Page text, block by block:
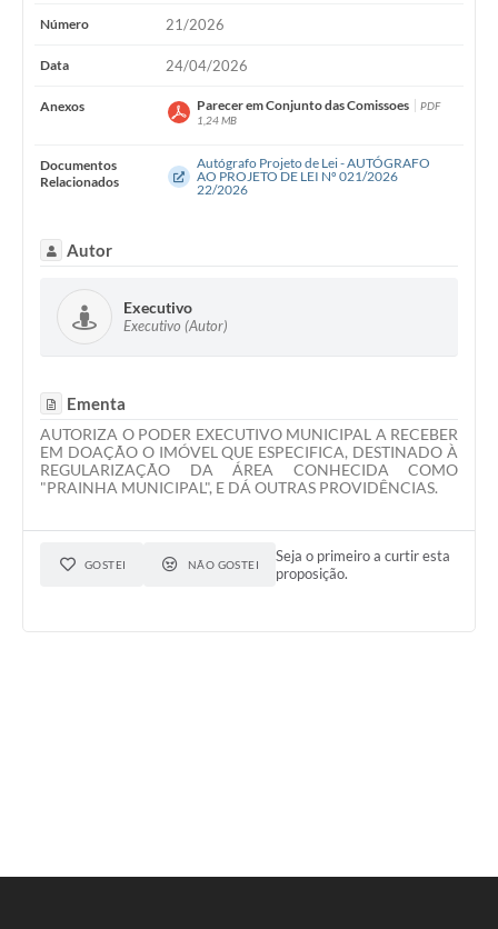
Número 21/2026
Data 24/04/2026
Anexos Parecer em Conjunto das Comissoes
PDF
1,24 MB
Documentos
Relacionados
Autógrafo Projeto de Lei - AUTÓGRAFO
AO PROJETO DE LEI Nº 021/2026
22/2026
Autor
Executivo
Executivo (Autor)
Ementa
AUTORIZA O PODER EXECUTIVO MUNICIPAL A RECEBER
EM DOAÇÃO O IMÓVEL QUE ESPECIFICA, DESTINADO À
REGULARIZAÇÃO DA ÁREA CONHECIDA COMO
"PRAINHA MUNICIPAL", E DÁ OUTRAS PROVIDÊNCIAS.
GOSTEI NÃO GOSTEI
Seja o primeiro a curtir esta
proposição.